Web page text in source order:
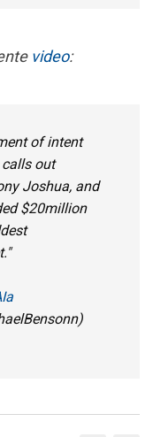
video:
of intent
out
Joshua, and
$20million